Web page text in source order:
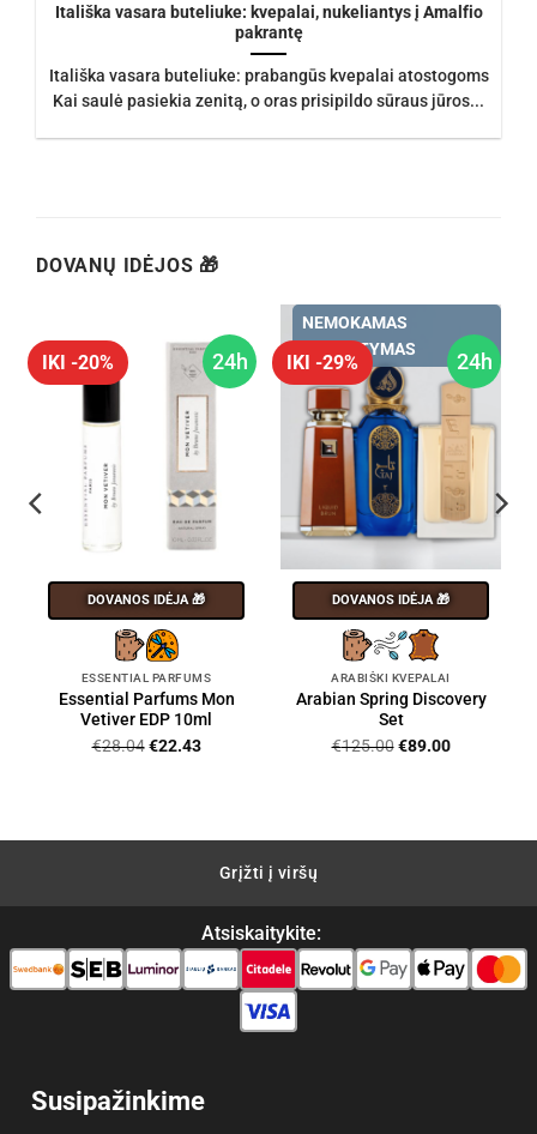
Itališka vasara buteliuke: kvepalai, nukeliantys į Amalfio
pakrantę
Itališka vasara buteliuke: prabangūs kvepalai atostogoms
Kai saulė pasiekia zenitą, o oras prisipildo sūraus jūros...
DOVANŲ IDĖJOS 🎁
24h
IKI -20%
DOVANOS IDĖJA 🎁
ESSENTIAL PARFUMS
Essential Parfums Mon
Vetiver EDP 10ml
€28.04 Original
€22.43Current
24h
IKI -29%
NEMOKAMAS
PRISTATYMAS
DOVANOS IDĖJA 🎁
ARABIŠKI KVEPALAI
Arabian Spring Discovery
Set
€125.00 Original
€89.00Current
Grįžti į viršų
Atsiskaitykite:
Susipažinkime